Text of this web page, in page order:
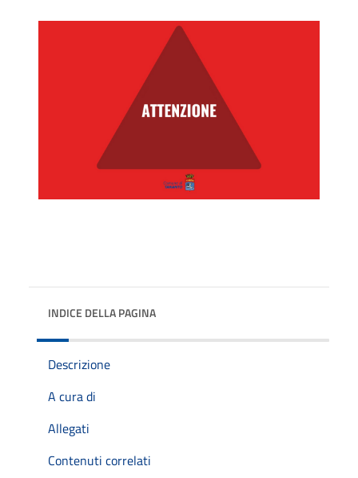
INDICE DELLA PAGINA
Descrizione
A cura di
Allegati
Contenuti correlati